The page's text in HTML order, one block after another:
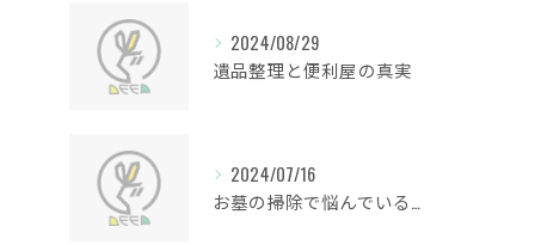
2024/08/29
遺品整理と便利屋の真実
2024/07/16
お墓の掃除で悩んでいる方必見！お墓清掃のプロが教える便利屋のお役立ち情報